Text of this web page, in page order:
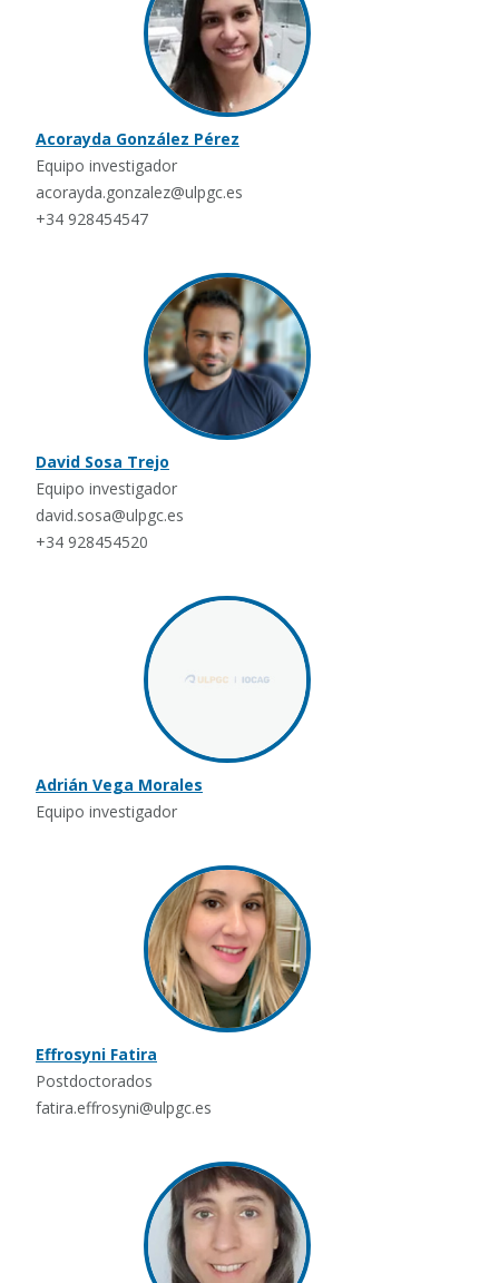
Acorayda González Pérez
Equipo investigador
acorayda.gonzalez@ulpgc.es
+34 928454547
David Sosa Trejo
Equipo investigador
david.sosa@ulpgc.es
+34 928454520
Adrián Vega Morales
Equipo investigador
Effrosyni Fatira
Postdoctorados
fatira.effrosyni@ulpgc.es